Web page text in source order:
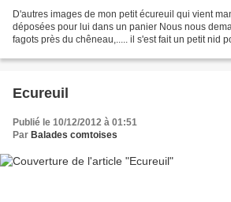
D'autres images de mon petit écureuil qui vient
déposées pour lui dans un panier Nous nous
fagots près du chêneau,..... il s'est fait un petit nid
Ecureuil
Publié le 10/12/2012 à 01:51
Par Balades comtoises